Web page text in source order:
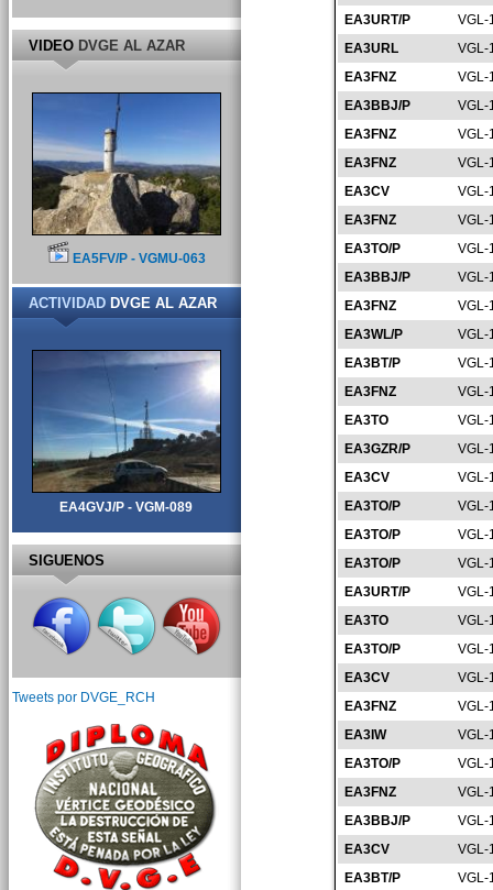
EA3URT/P
VGL-
EA3URL
VGL-
EA3FNZ
VGL-
EA3BBJ/P
VGL-
EA3FNZ
VGL-
EA3FNZ
VGL-
EA3CV
VGL-
EA3FNZ
VGL-
EA3TO/P
VGL-
EA3BBJ/P
VGL-
EA3FNZ
VGL-
EA3WL/P
VGL-
EA3BT/P
VGL-
EA3FNZ
VGL-
EA3TO
VGL-
EA3GZR/P
VGL-
EA3CV
VGL-
EA3TO/P
VGL-
EA3TO/P
VGL-
EA3TO/P
VGL-
EA3URT/P
VGL-
EA3TO
VGL-
EA3TO/P
VGL-
EA3CV
VGL-
EA3FNZ
VGL-
EA3IW
VGL-
EA3TO/P
VGL-
EA3FNZ
VGL-
EA3BBJ/P
VGL-
EA3CV
VGL-
EA3BT/P
VGL-
VIDEODVGE AL AZAR
EA5FV/P - VGMU-063
ACTIVIDADDVGE AL AZAR
EA4GVJ/P - VGM-089
SIGUENOS
Tweets por DVGE_RCH